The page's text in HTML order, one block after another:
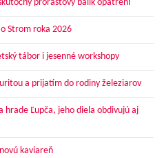
prorastový balík opatrení
Strom roka 2026
tábor i jesenné workshopy
a prijatím do rodiny železiarov
hrade Ľupča, jeho diela obdivujú aj
kaviareň